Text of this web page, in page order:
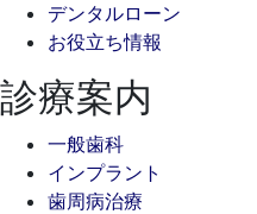
デンタルローン
お役立ち情報
診療案内
一般歯科
インプラント
歯周病治療